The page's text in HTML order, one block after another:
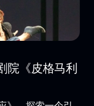
院《皮格马利